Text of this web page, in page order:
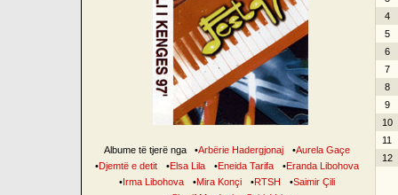
Albume të tjerë nga •Arbërie Hadergjonaj •Aurela Gaçe
•Djemtë e detit •Elsa Lila •Eneida Tarifa •Eranda Libohova
•Irma Libohova •Mira Konçi •RTSH •Saimir Çili
4
5
6
7
8
9
10
11
12